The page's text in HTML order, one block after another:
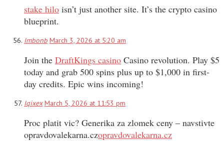
stake hilo isn’t just another site. It’s the crypto casino
blueprint.
Imbonb March 3, 2026 at 5:20 am
Join the DraftKings casino Casino revolution. Play $5
today and grab 500 spins plus up to $1,000 in first-
day credits. Epic wins incoming!
Iqixex March 5, 2026 at 11:53 pm
Proc platit vic? Generika za zlomek ceny – navstivte
opravdovalekarna.czopravdovalekarna.cz